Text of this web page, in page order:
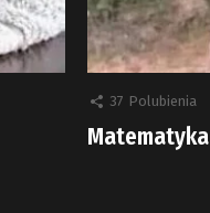
37 Polubienia
Matematyka